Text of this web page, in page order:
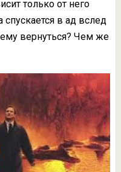
только от него
в ад вслед
вернуться? Чем же